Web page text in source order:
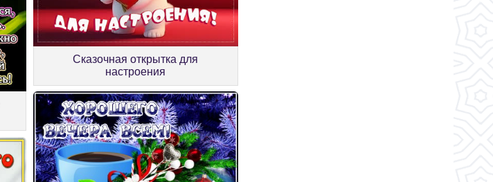
Сказочная открытка для
настроения